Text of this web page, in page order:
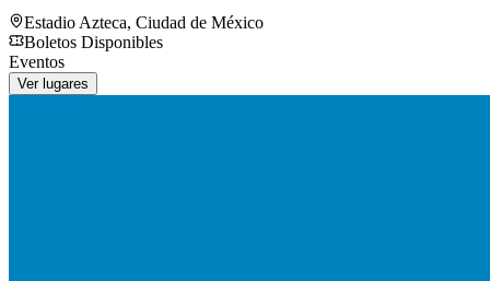
Estadio Azteca, Ciudad de México
Boletos Disponibles
Eventos
Ver lugares